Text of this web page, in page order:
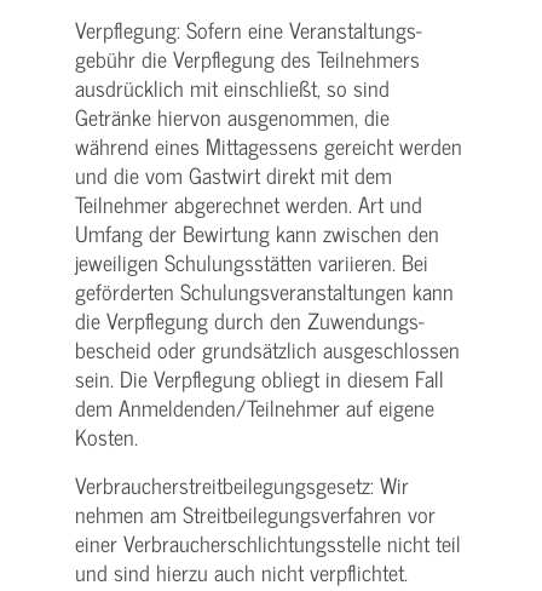
Verpflegung: Sofern eine Veranstaltungs­
gebühr die Verpflegung des Teilnehmers
ausdrücklich mit einschließt, so sind
Getränke hiervon ausgenommen, die
während eines Mittagessens gereicht werden
und die vom Gastwirt direkt mit dem
Teilnehmer abgerechnet werden. Art und
Umfang der Bewirtung kann zwischen den
jeweiligen Schulungsstätten variieren. Bei
geförderten Schulungs­veranstaltungen kann
die Verpflegung durch den Zuwendungs­
bescheid oder grundsätzlich ausgeschlossen
sein. Die Verpflegung obliegt in diesem Fall
dem Anmeldenden/­Teilnehmer auf eigene
Kosten.
Verbraucher­streitbeilegungs­gesetz: Wir
nehmen am Streit­beilegungs­verfahren vor
einer Verbraucher­schlichtungs­stelle nicht teil
und sind hierzu auch nicht verpflichtet.